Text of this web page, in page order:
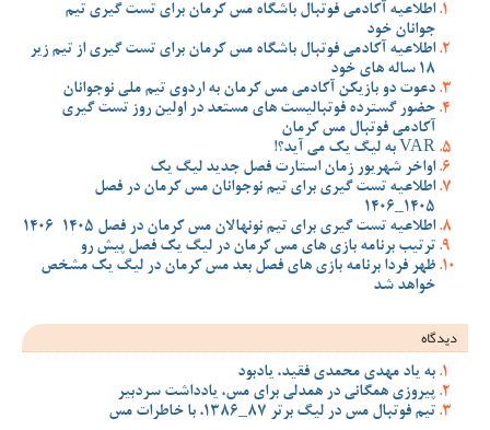
اطلاعیه آکادمی فوتبال باشگاه مس کرمان برای تست گیری تیم
جوانان خود
اطلاعیه آکادمی فوتبال باشگاه مس کرمان برای تست گیری از تیم زیر
18 ساله های خود
دعوت دو بازیکن آکادمی مس کرمان به اردوی تیم ملی نوجوانان
حضور گسترده فوتبالیست های مستعد در اولین روز تست گیری
آکادمی فوتبال مس کرمان
VAR به لیگ یک می آید؟!
اواخر شهریور زمان استارت فصل جدید لیگ یک
اطلاعیه تست گیری برای تیم نوجوانان مس کرمان در فصل
1405_1406
اطلاعیه تست گیری برای تیم نونهالان مس کرمان در فصل 1405-1406
ترتیب برنامه بازی های مس کرمان در لیگ یک فصل پیش رو
ظهر فردا برنامه بازی های فصل بعد مس کرمان در لیگ یک مشخص
خواهد شد
دیدگاه
به یاد مهدی محمدی فقید، یادبود
پیروزی همگانی در همدلی برای مس، یادداشت سردبیر
تیم فوتبال مس در لیگ برتر 87_1386، با خاطرات مس